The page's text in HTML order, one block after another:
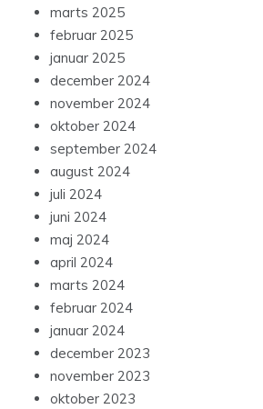
marts 2025
februar 2025
januar 2025
december 2024
november 2024
oktober 2024
september 2024
august 2024
juli 2024
juni 2024
maj 2024
april 2024
marts 2024
februar 2024
januar 2024
december 2023
november 2023
oktober 2023